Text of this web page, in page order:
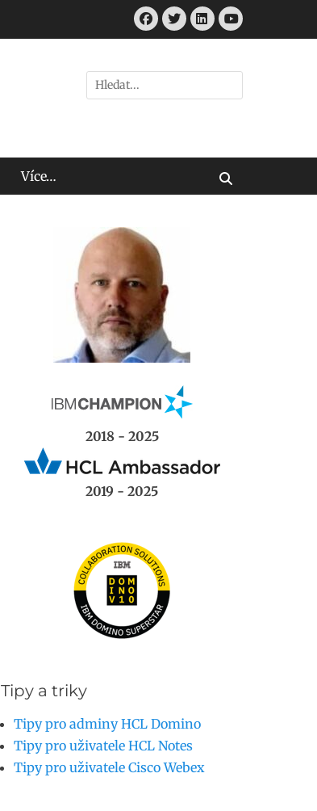
Facebook
Twitter
LinkedIn
Youtube
Hledat:
Více…
2018 - 2025
2019 - 2025
Tipy a triky
Tipy pro adminy HCL Domino
Tipy pro uživatele HCL Notes
Tipy pro uživatele Cisco Webex